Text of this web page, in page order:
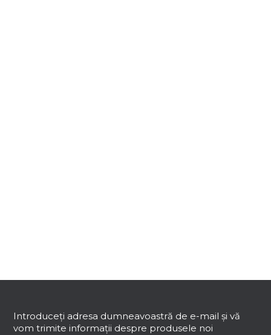
Introduceţi adresa dumneavoastră de e-mail şi vă
vom trimite informaţii despre produsele noi